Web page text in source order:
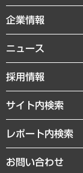
共生・ダイバーシティ
GRC（ガバナンス・リ
経済・産業・雇用・労働
まちづくり・観光・交
自然資源・農林水産業
レポート
コラム
経営用語集
受託・受注実績（官公
メディア掲載・出演
セミナー・イベント情報
MUFGビジネスセミナ
受託案件情報
企業情報
私たちの想い
社長メッセージ
会社概要
沿革
組織図・本部部室紹介
インドネシア現地法人
ニュース
ニュースリリース
お知らせ
採用情報
サイト内検索
レポート内検索
お問い合わせ